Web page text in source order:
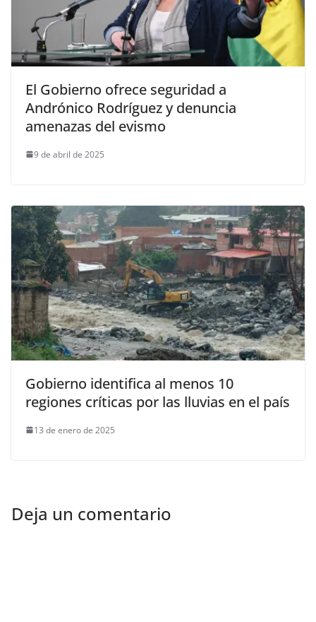
El Gobierno ofrece seguridad a
Andrónico Rodríguez y denuncia
amenazas del evismo
9 de abril de 2025
Gobierno identifica al menos 10
regiones críticas por las lluvias en el país
13 de enero de 2025
Deja un comentario